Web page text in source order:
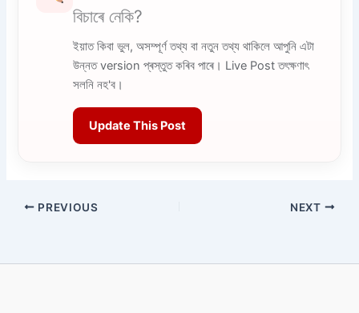
বিচাৰে নেকি?
ইয়াত কিবা ভুল, অসম্পূৰ্ণ তথ্য বা নতুন তথ্য থাকিলে আপুনি এটা
উন্নত version প্ৰস্তুত কৰিব পাৰে। Live Post তৎক্ষণাৎ
সলনি নহ'ব।
Update This Post
PREVIOUS NEXT